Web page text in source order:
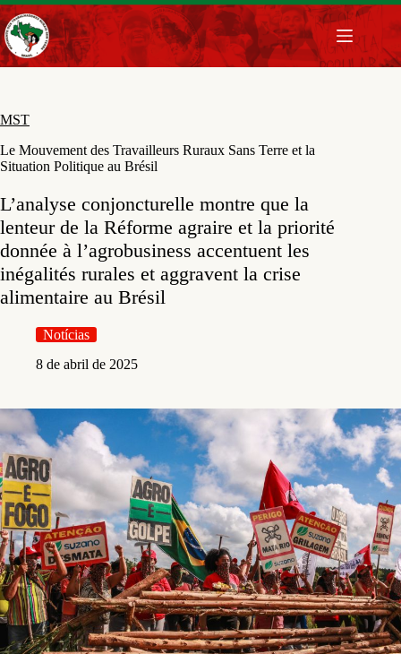
Pular
para
o
conteúdo
MST
Le Mouvement des Travailleurs Ruraux Sans Terre et la
Situation Politique au Brésil
L’analyse conjoncturelle montre que la
lenteur de la Réforme agraire et la priorité
donnée à l’agrobusiness accentuent les
inégalités rurales et aggravent la crise
alimentaire au Brésil
Notícias
8 de abril de 2025